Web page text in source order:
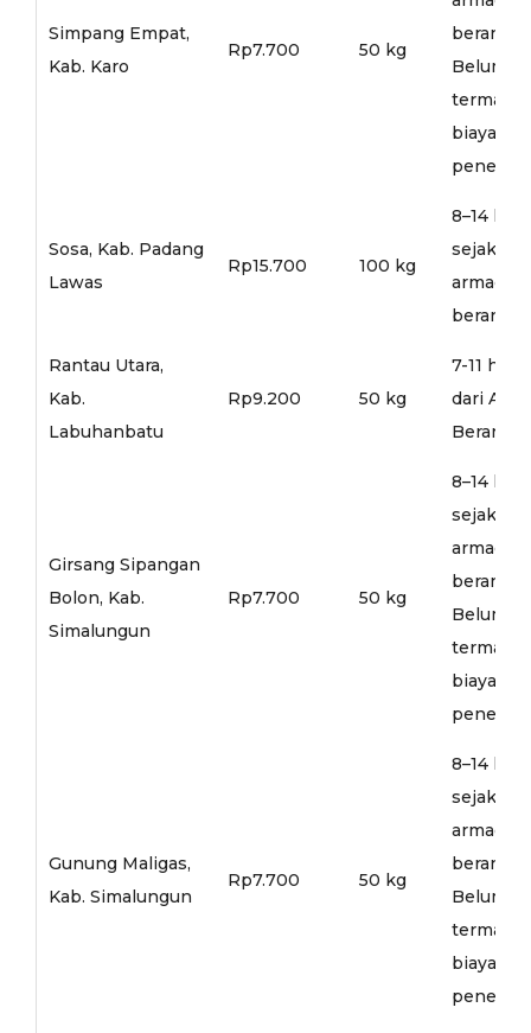
Simpang Empat,
Kab. Karo
Rp7.700 50 kg
Belum
biaya
Sosa, Kab. Padang
Lawas
Rp15.700 100 kg
8–14 hari
sejak
armada
Rantau Utara,
Kab.
Labuhanbatu
Rp9.200 50 kg
7-11 hari
dari
Girsang Sipangan
Bolon, Kab.
Simalungun
Rp7.700 50 kg
8–14 hari
sejak
armada
Belum
biaya
Gunung Maligas,
Kab. Simalungun
Rp7.700 50 kg
8–14 hari
sejak
armada
Belum
biaya